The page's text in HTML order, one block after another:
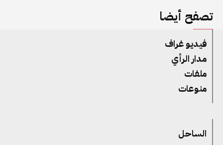
تصفح أيضا
فيديو غراف
مدار الرأي
ملفات
منوعات
الساحل